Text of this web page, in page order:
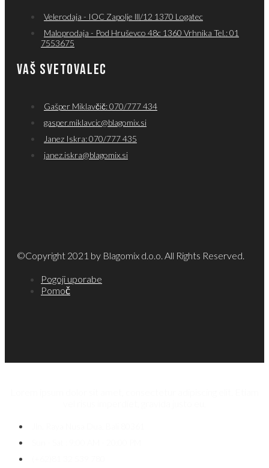
Velerodaja - IOC Zapolje lll/12 1370 Logatec
Maloprodaja - Pod Hruševco 48c 1360 Vrhnika Tel.: 01
7553675
VAŠ SVETOVALEC
Gašper Miklavčič: 070/777 434
gasper.miklavcic@blagomix.si
Janez Iskra: 070/777 435
janez.iskra@blagomix.si
©Copyright 2021 by Blagomix d.o.o. All Rights Reserved.
Pogoji uporabe
Pomoč